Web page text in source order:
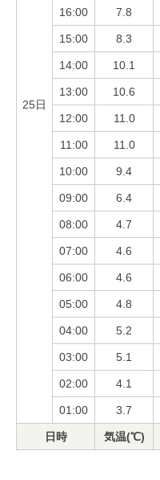
25日
16:00 7.8
15:00 8.3
14:00 10.1
13:00 10.6
12:00 11.0
11:00 11.0
10:00 9.4
09:00 6.4
08:00 4.7
07:00 4.6
06:00 4.6
05:00 4.8
04:00 5.2
03:00 5.1
02:00 4.1
01:00 3.7
日時 気温(℃)